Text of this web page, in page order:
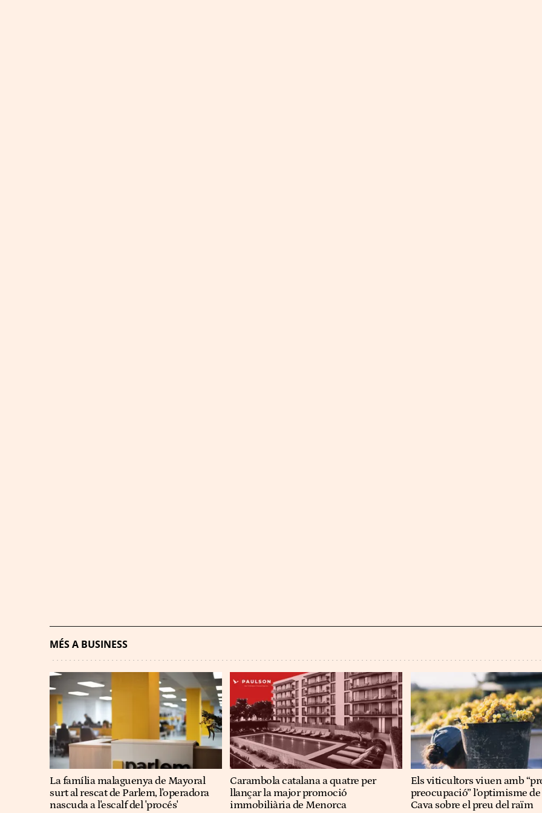
MÉS A BUSINESS
La família malaguenya de Mayoral
surt al rescat de Parlem, l'operadora
nascuda a l'escalf del 'procés'
Carambola catalana a quatre per
llançar la major promoció
immobiliària de Menorca
Els viticultors viuen amb
preocupació” l’optimisme de
Cava sobre el preu del raïm